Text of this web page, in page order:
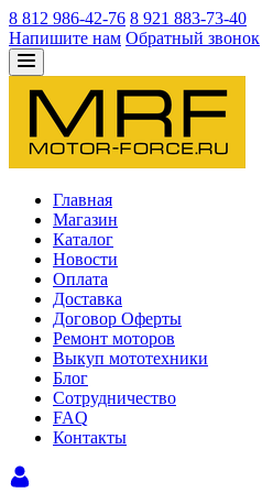
8 812 986-42-76 8 921 883-73-40
Напишите нам Обратный звонок
Главная
Магазин
Каталог
Новости
Оплата
Доставка
Договор Оферты
Ремонт моторов
Выкуп мототехники
Блог
Сотрудничество
FAQ
Контакты